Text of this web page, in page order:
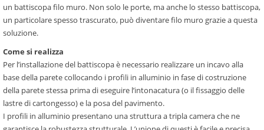
un battiscopa ﬁlo muro. Non solo le porte, ma anche lo stesso battiscopa,
un particolare spesso trascurato, può diventare ﬁlo muro grazie a questa
soluzione.
Come si realizza
Per l’installazione del battiscopa è necessario realizzare un incavo alla
base della parete collocando i proﬁli in alluminio in fase di costruzione
della parete stessa prima di eseguire l’intonacatura (o il ﬁssaggio delle
lastre di cartongesso) e la posa del pavimento.
I proﬁli in alluminio presentano una struttura a tripla camera che ne